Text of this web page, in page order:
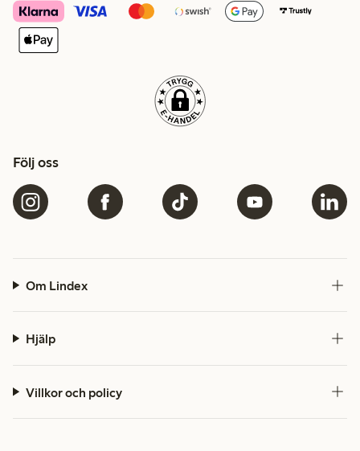
Följ oss
Om Lindex
Hjälp
Villkor och policy